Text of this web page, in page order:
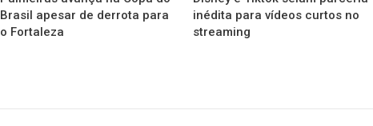
Brasil apesar de derrota para
o Fortaleza
inédita para vídeos curtos no
streaming